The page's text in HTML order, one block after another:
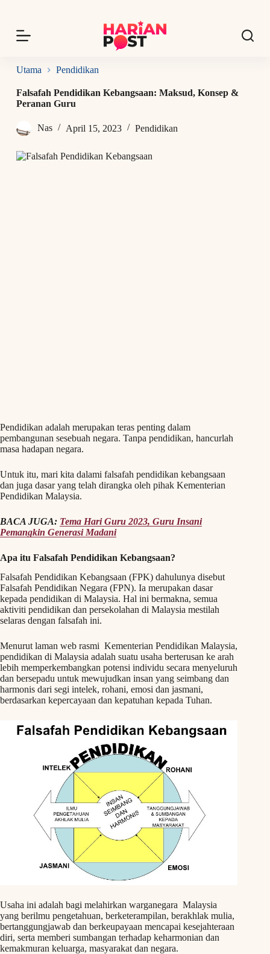
p
o
o
n
n
Utama Pendidikan
Falsafah Pendidikan Kebangsaan: Maksud, Konsep &
Peranan Guru
Nas April 15, 2023 Pendidikan
Pendidikan adalah merupakan teras penting dalam
pembangunan sesebuah negara. Tanpa pendidikan, hancurlah
masa hadapan negara.
Untuk itu, mari kita dalami falsafah pendidikan kebangsaan
dan juga dasar yang telah dirangka oleh pihak Kementerian
Pendidikan Malaysia.
BACA JUGA: Tema Hari Guru 2023, Guru Insani
Pemangkin Generasi Madani
Apa itu Falsafah Pendidikan Kebangsaan?
Falsafah Pendidikan Kebangsaan (FPK) dahulunya disebut
Falsafah Pendidikan Negara (FPN). Ia merupakan dasar
kepada pendidikan di Malaysia. Hal ini bermakna, semua
aktiviti pendidikan dan persekolahan di Malaysia mestilah
selaras dengan falsafah ini.
Menurut laman web rasmi Kementerian Pendidikan Malaysia,
pendidikan di Malaysia adalah suatu usaha berterusan ke arah
lebih memperkembangkan potensi individu secara menyeluruh
dan bersepadu untuk mewujudkan insan yang seimbang dan
harmonis dari segi intelek, rohani, emosi dan jasmani,
berdasarkan kepercayaan dan kepatuhan kepada Tuhan.
Usaha ini adalah bagi melahirkan warganegara Malaysia
yang berilmu pengetahuan, berketerampilan, berakhlak mulia,
bertanggungjawab dan berkeupayaan mencapai kesejahteraan
diri, serta memberi sumbangan terhadap keharmonian dan
kemakmuran keluarga, masyarakat dan negara.